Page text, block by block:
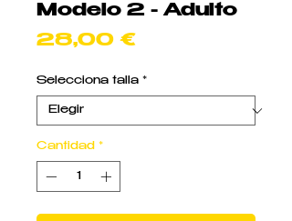
Modelo 2 - Adulto
28,00 €Precio
Selecciona talla *
Cantidad *